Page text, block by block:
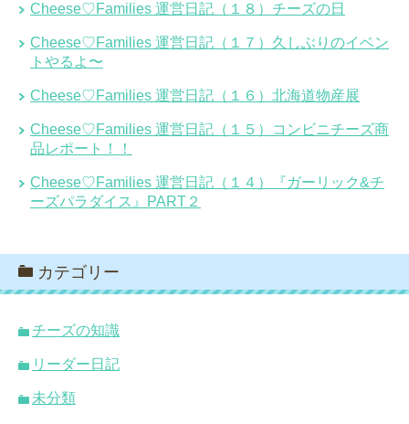
Cheese♡Families 運営日記（１８）チーズの日
Cheese♡Families 運営日記（１７）久しぶりのイベン
トやるよ〜
Cheese♡Families 運営日記（１６）北海道物産展
Cheese♡Families 運営日記（１５）コンビニチーズ商
品レポート！！
Cheese♡Families 運営日記（１４）『ガーリック&チ
ーズパラダイス』PART２
カテゴリー
チーズの知識
リーダー日記
未分類